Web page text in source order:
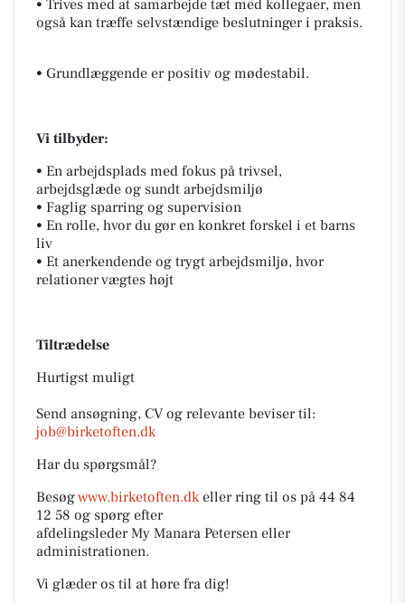
• Trives med at samarbejde tæt med kollegaer, men
også kan træffe selvstændige beslutninger i praksis.
• Grundlæggende er positiv og mødestabil.
Vi tilbyder:
• En arbejdsplads med fokus på trivsel,
arbejdsglæde og sundt arbejdsmiljø
• Faglig sparring og supervision
• En rolle, hvor du gør en konkret forskel i et barns
liv
• Et anerkendende og trygt arbejdsmiljø, hvor
relationer vægtes højt
Tiltrædelse
Hurtigst muligt
Send ansøgning, CV og relevante beviser til:
job@birketoften.dk
Har du spørgsmål?
Besøgwww.birketoften.dkeller ring til os på 44 84
12 58 og spørg efter
afdelingsleder My Manara Petersen eller
administrationen.
Vi glæder os til at høre fra dig!